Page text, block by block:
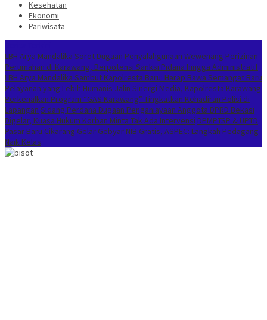
Kesehatan
Ekonomi
Pariwisata
LBH Arya Mandalika Sorot Dugaan Penyalahgunaan Wewenang Perizinan
Perumahan di Karawang, Berpotensi Sanksi Pidana hingga Administratif
LBH Arya Mandalika Sambut Kapolresta Baru: Harap Bawa Semangat Baru
Pelayanan yang Lebih Humanis Jalin Sinergi Media, Kapolresta Karawang
Perkenalkan Program “GAS Karawang” Tingkatkan Kehadiran Polisi di
Lapangan Sidang Perdana Dugaan Penganiayaan Anggota DPRD Bekasi
Digelar, Kuasa Hukum Korban Minta Tak Ada Intervensi DPMPTSP & UPTD
Pasar Baru Cikarang Gelar Gebyar NIB Gratis, ASPEC: Langkah Pedagang
Naik Kelas